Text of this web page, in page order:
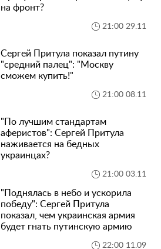
на фронт?
21:00 29.11
Сергей Притула показал путину
"средний палец": "Москву
сможем купить!"
21:00 08.11
"По лучшим стандартам
аферистов": Сергей Притула
наживается на бедных
украинцах?
21:00 03.11
"Поднялась в небо и ускорила
победу": Сергей Притула
показал, чем украинская армия
будет гнать путинскую армию
22:00 11.09